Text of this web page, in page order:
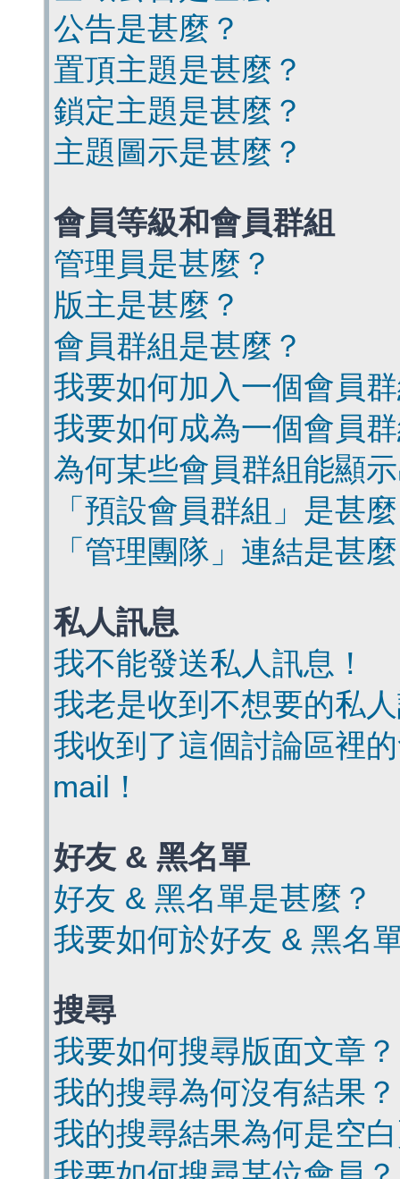
公告是甚麼？
置頂主題是甚麼？
鎖定主題是甚麼？
主題圖示是甚麼？
會員等級和會員群組
管理員是甚麼？
版主是甚麼？
會員群組是甚麼？
我要如何加入一個會員
我要如何成為一個會員
為何某些會員群組能顯
「預設會員群組」是甚
「管理團隊」連結是甚
私人訊息
我不能發送私人訊息！
我老是收到不想要的私
我收到了這個討論區裡
mail！
好友 & 黑名單
好友 & 黑名單是甚麼？
我要如何於好友 & 黑名
搜尋
我要如何搜尋版面文章？
我的搜尋為何沒有結果？
我的搜尋結果為何是空